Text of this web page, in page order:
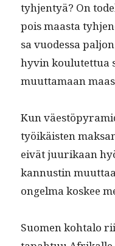
tyh­jen­tyä? On
pois maas­ta
sa vuodessa
hyvin koulutet­tua
muut­ta­maan
Kun
työikäis­ten
eivät juurikaan
kan­nustin
ongel­ma kos­kee
Suomen kohta­lo